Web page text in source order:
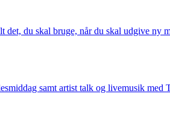
du skal bruge, når du skal udgive ny
samt artist talk og livemusik